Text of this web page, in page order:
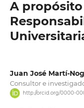
A
Juan José Martí-
Consultor e
http://orcid.org/0000-